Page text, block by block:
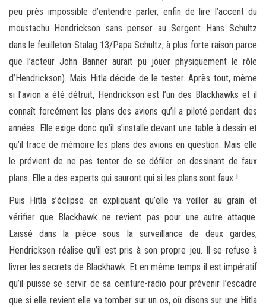
peu près impossible d’entendre parler, enfin de lire l’accent du
moustachu Hendrickson sans penser au Sergent Hans Schultz
dans le feuilleton Stalag 13/Papa Schultz, à plus forte raison parce
que l’acteur John Banner aurait pu jouer physiquement le rôle
d’Hendrickson). Mais Hitla décide de le tester. Après tout, même
si l’avion a été détruit, Hendrickson est l’un des Blackhawks et il
connaît forcément les plans des avions qu’il a piloté pendant des
années. Elle exige donc qu’il s’installe devant une table à dessin et
qu’il trace de mémoire les plans des avions en question. Mais elle
le prévient de ne pas tenter de se défiler en dessinant de faux
plans. Elle a des experts qui sauront qui si les plans sont faux !
Puis Hitla s’éclipse en expliquant qu’elle va veiller au grain et
vérifier que Blackhawk ne revient pas pour une autre attaque.
Laissé dans la pièce sous la surveillance de deux gardes,
Hendrickson réalise qu’il est pris à son propre jeu. Il se refuse à
livrer les secrets de Blackhawk. Et en même temps il est impératif
qu’il puisse se servir de sa ceinture-radio pour prévenir l’escadre
que si elle revient elle va tomber sur un os, où disons sur une Hitla